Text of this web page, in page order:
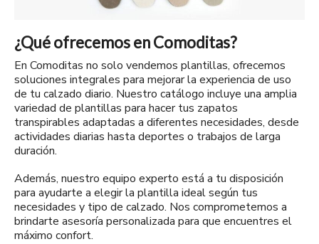
¿Qué ofrecemos en Comoditas?
En Comoditas no solo vendemos plantillas, ofrecemos
soluciones integrales para mejorar la experiencia de uso
de tu calzado diario. Nuestro catálogo incluye una amplia
variedad de plantillas para hacer tus zapatos
transpirables adaptadas a diferentes necesidades, desde
actividades diarias hasta deportes o trabajos de larga
duración.
Además, nuestro equipo experto está a tu disposición
para ayudarte a elegir la plantilla ideal según tus
necesidades y tipo de calzado. Nos comprometemos a
brindarte asesoría personalizada para que encuentres el
máximo confort.